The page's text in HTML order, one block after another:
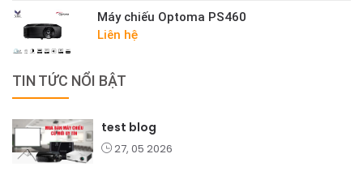
Máy chiếu Optoma PS460
Liên hệ
TIN TỨC NỔI BẬT
test blog
27, 05 2026